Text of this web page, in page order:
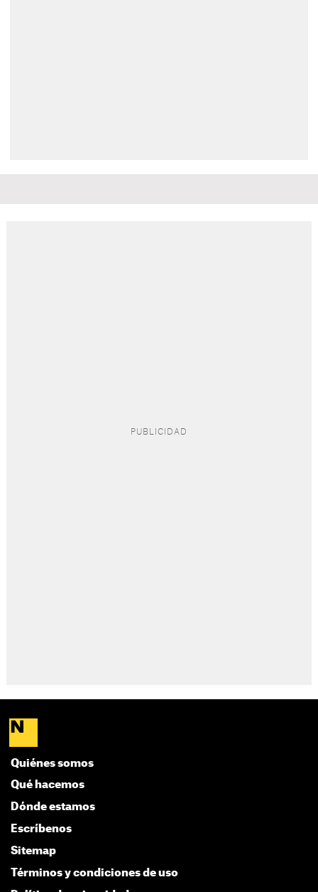
Quiénes somos
Qué hacemos
Dónde estamos
Escríbenos
Sitemap
Términos y condiciones de uso